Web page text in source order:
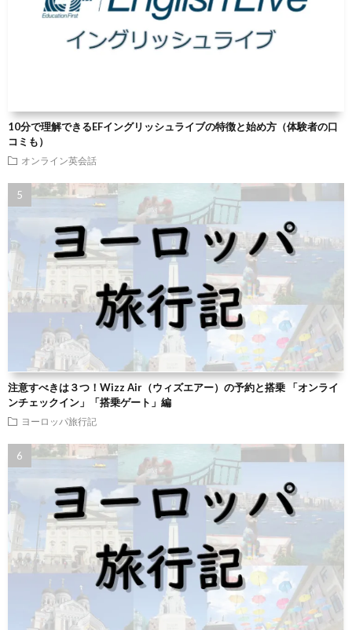
10分で理解できるEFイングリッシュライブの特徴と始め方（体験者の口
コミも）
オンライン英会話
注意すべきは３つ！Wizz Air（ウィズエアー）の予約と搭乗 「オンライ
ンチェックイン」「搭乗ゲート」編
ヨーロッパ旅行記